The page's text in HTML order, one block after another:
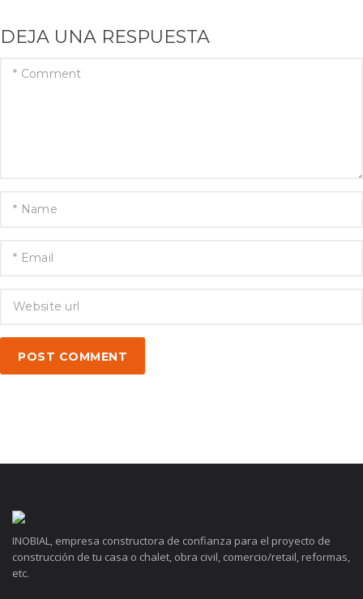
DEJA UNA RESPUESTA
POST COMMENT
INOBIAL, empresa constructora de confianza para el proyecto de
construcción de tu casa o chalet, obra civil, comercio/retail, reformas,
etc.